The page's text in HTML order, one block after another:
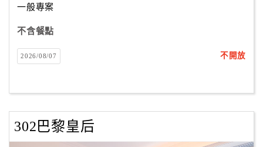
一般專案
不含餐點
2026/08/07 不開放
302巴黎皇后